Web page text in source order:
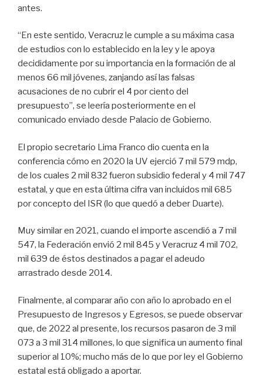
antes.
“En este sentido, Veracruz le cumple a su máxima casa
de estudios con lo establecido en la ley y le apoya
decididamente por su importancia en la formación de al
menos 66 mil jóvenes, zanjando así las falsas
acusaciones de no cubrir el 4 por ciento del
presupuesto”, se leería posteriormente en el
comunicado enviado desde Palacio de Gobierno.
El propio secretario Lima Franco dio cuenta en la
conferencia cómo en 2020 la UV ejerció 7 mil 579 mdp,
de los cuales 2 mil 832 fueron subsidio federal y 4 mil 747
estatal, y que en esta última cifra van incluidos mil 685
por concepto del ISR (lo que quedó a deber Duarte).
Muy similar en 2021, cuando el importe ascendió a 7 mil
547, la Federación envió 2 mil 845 y Veracruz 4 mil 702,
mil 639 de éstos destinados a pagar el adeudo
arrastrado desde 2014.
Finalmente, al comparar año con año lo aprobado en el
Presupuesto de Ingresos y Egresos, se puede observar
que, de 2022 al presente, los recursos pasaron de 3 mil
073 a 3 mil 314 millones, lo que significa un aumento final
superior al 10%; mucho más de lo que por ley el Gobierno
estatal está obligado a aportar.